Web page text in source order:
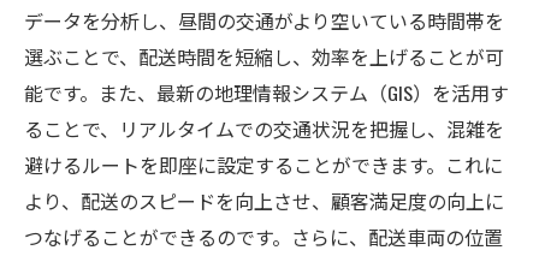
データを分析し、昼間の交通がより空いている時間帯を
選ぶことで、配送時間を短縮し、効率を上げることが可
能です。また、最新の地理情報システム（GIS）を活用す
ることで、リアルタイムでの交通状況を把握し、混雑を
避けるルートを即座に設定することができます。これに
より、配送のスピードを向上させ、顧客満足度の向上に
つなげることができるのです。さらに、配送車両の位置